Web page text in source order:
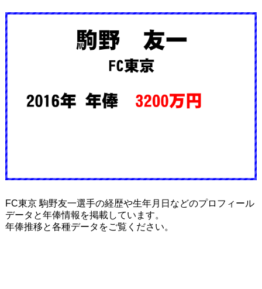
FC東京 駒野友一選手の経歴や生年月日などのプロフィール
データと年俸情報を掲載しています。
年俸推移と各種データをご覧ください。